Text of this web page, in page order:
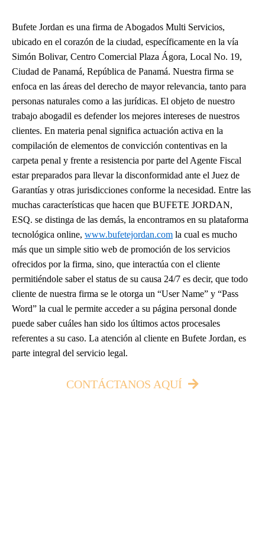
Bufete Jordan es una firma de Abogados Multi Servicios,
ubicado en el corazón de la ciudad, específicamente en la vía
Simón Bolivar, Centro Comercial Plaza Ágora, Local No. 19,
Ciudad de Panamá, República de Panamá. Nuestra firma se
enfoca en las áreas del derecho de mayor relevancia, tanto para
personas naturales como a las jurídicas. El objeto de nuestro
trabajo abogadil es defender los mejores intereses de nuestros
clientes. En materia penal significa actuación activa en la
compilación de elementos de convicción contentivas en la
carpeta penal y frente a resistencia por parte del Agente Fiscal
estar preparados para llevar la disconformidad ante el Juez de
Garantías y otras jurisdicciones conforme la necesidad. Entre las
muchas características que hacen que BUFETE JORDAN,
ESQ. se distinga de las demás, la encontramos en su plataforma
tecnológica online, www.bufetejordan.com la cual es mucho
más que un simple sitio web de promoción de los servicios
ofrecidos por la firma, sino, que interactúa con el cliente
permitiéndole saber el status de su causa 24/7 es decir, que todo
cliente de nuestra firma se le otorga un “User Name” y “Pass
Word” la cual le permite acceder a su página personal donde
puede saber cuáles han sido los últimos actos procesales
referentes a su caso. La atención al cliente en Bufete Jordan, es
parte integral del servicio legal.
CONTÁCTANOS AQUÍ